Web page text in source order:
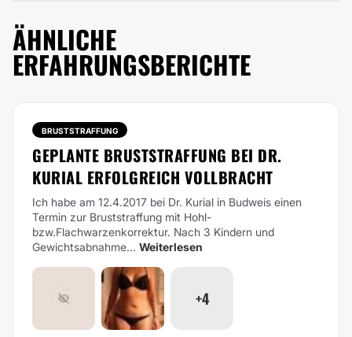
ÄHNLICHE
ERFAHRUNGSBERICHTE
BRUSTSTRAFFUNG
GEPLANTE BRUSTSTRAFFUNG BEI DR.
KURIAL ERFOLGREICH VOLLBRACHT
Ich habe am 12.4.2017 bei Dr. Kurial in Budweis einen
Termin zur Bruststraffung mit Hohl-
bzw.Flachwarzenkorrektur. Nach 3 Kindern und
Gewichtsabnahme... Weiterlesen
+4